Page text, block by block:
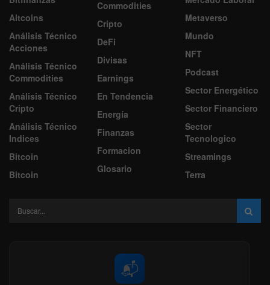
Altcoins
Análisis Técnico
Acciones
Análisis Técnico
Commodities
Análisis Técnico
Cripto
Análisis Técnico
Indices
Bitcoin
Bitcoin
Commodities
Cripto
DeFi
Divisas
Earnings
En Tendencia
Energía
Finanzas
Formacion
Glosario
Metaverso
Mundo
NFT
Podcast
Sector Energético
Sector Financiero
Sector
Tecnologico
Streamings
Terra
📬